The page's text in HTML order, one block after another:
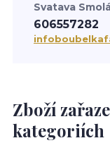
Zboží
kategoriích
Svatava
606557282